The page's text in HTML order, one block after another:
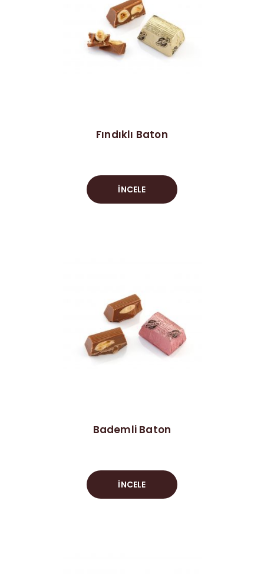
Fındıklı Baton
İNCELE
Bademli Baton
İNCELE